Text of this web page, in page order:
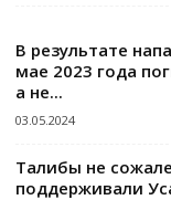
В результате
мае 2023 года
а не...
03.05.2024
Талибы не
поддерживали